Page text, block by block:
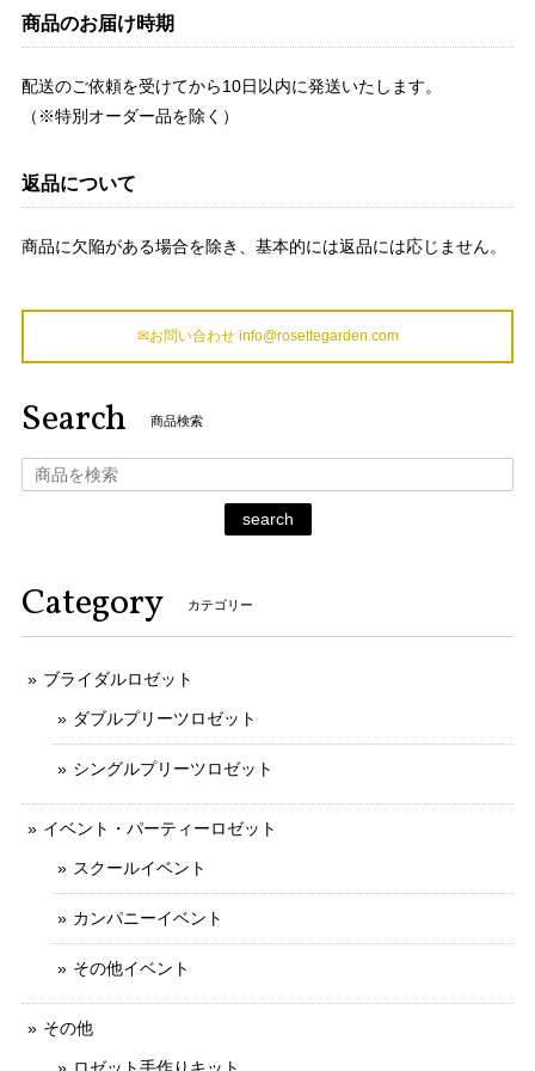
商品のお届け時期
配送のご依頼を受けてから10日以内に発送いたします。
（※特別オーダー品を除く）
返品について
商品に欠陥がある場合を除き、基本的には返品には応じません。
✉お問い合わせ info@rosettegarden.com
Search 商品検索
search
Category カテゴリー
ブライダルロゼット
ダブルプリーツロゼット
シングルプリーツロゼット
イベント・パーティーロゼット
スクールイベント
カンパニーイベント
その他イベント
その他